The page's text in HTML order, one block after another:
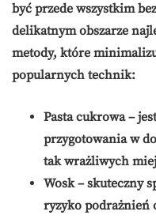
być przede wszystkim
delikatnym obszarze
metody, które
popularnych technik:
Pasta cukrowa–
przygotowania w
tak wrażliwych
Wosk– skuteczny
ryzyko podrażnień